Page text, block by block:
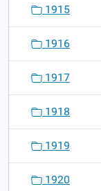
1915
1916
1917
1918
1919
1920